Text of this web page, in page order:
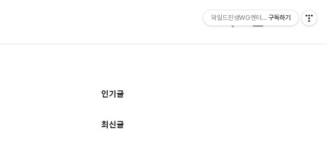
검
메
추
정
인기글
최신글
와일드진생WG엔터테인먼트
구독하기